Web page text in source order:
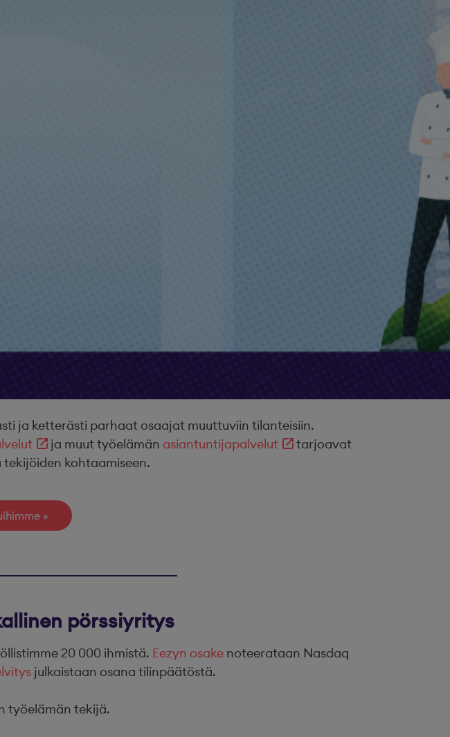
ja ketterästi parhaat osaajat muuttuviin tilanteisiin.
ja muut työelämän asiantuntijapalvelut
tarjoavat
kohtaamiseen.
pörssiyritys
20 000 ihmistä. Eezyn osake noteerataan Nasdaq
julkaistaan osana tilinpäätöstä.
työelämän tekijä.